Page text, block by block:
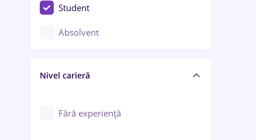
Construcții / Instalații
Controlul calității
Educație / Training / Arte
Student
Absolvent
Nivel carieră
Fără experiență